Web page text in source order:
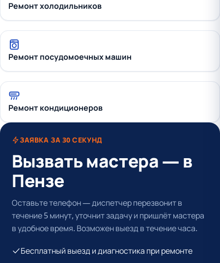
Ремонт холодильников
Ремонт посудомоечных машин
Ремонт кондиционеров
ЗАЯВКА ЗА 30 СЕКУНД
Вызвать мастера — в
Пензе
Оставьте телефон — диспетчер перезвонит в
течение 5 минут, уточнит задачу и пришлёт мастера
в удобное время. Возможен выезд в течение часа.
Бесплатный выезд и диагностика при ремонте